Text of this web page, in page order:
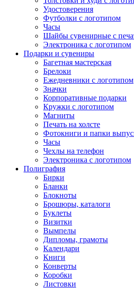
Удостоверения
Футболки с логотипом
Часы
Шайбы сувенирные с
Электроника с логотипом
Подарки и сувениры
Багетная мастерская
Брелоки
Ежедневники с логотипом
Значки
Корпоративные подарки
Кружки с логотипом
Магниты
Печать на холсте
Фотокниги и папки
Часы
Чехлы на телефон
Электроника с логотипом
Полиграфия
Бирки
Бланки
Блокноты
Брошюры, каталоги
Буклеты
Визитки
Вымпелы
Дипломы, грамоты
Календари
Книги
Конверты
Коробки
Листовки